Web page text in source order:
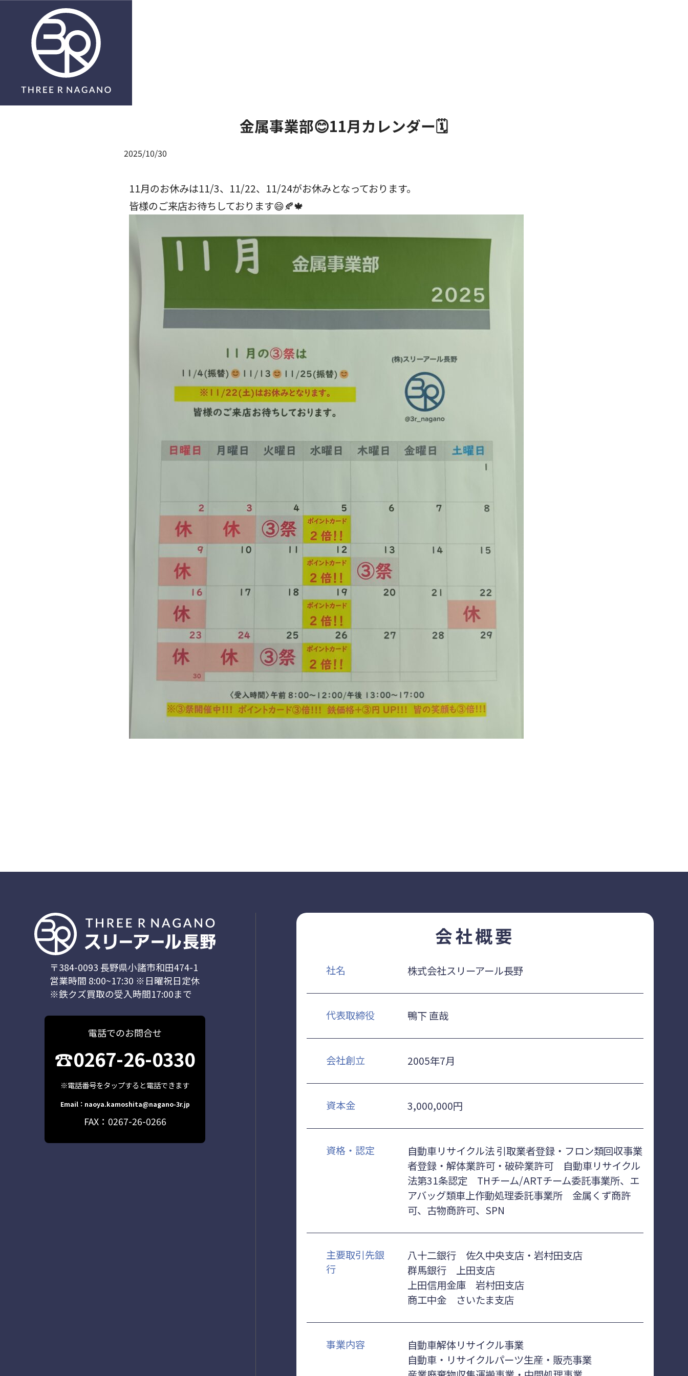
金属事業部😊11月カレンダー🗓️
2025/10/30
11月のお休みは11/3、11/22、11/24がお休みとなっております。
皆様のご来店お待ちしております😄🍂🍁
〒384-0093 長野県小諸市和田474-1
営業時間 8:00~17:30 ※日曜祝日定休
※鉄クズ買取の受入時間17:00まで
電話でのお問合せ
☎0267-26-0330
※電話番号をタップすると電話できます
Email：naoya.kamoshita@nagano-3r.jp
FAX：0267-26-0266
会社概要
社名 株式会社スリーアール長野
代表取締役 鴨下 直哉
会社創立 2005年7月
資本金 3,000,000円
資格・認定
自動車リサイクル法 引取業者登録・フロン類回収事業
者登録・解体業許可・破砕業許可 自動車リサイクル
法第31条認定 THチーム/ARTチーム委託事業所、エ
アバッグ類車上作動処理委託事業所 金属くず商許
可、古物商許可、SPN
主要取引先銀
行
八十二銀行 佐久中央支店・岩村田支店
群馬銀行 上田支店
上田信用金庫 岩村田支店
商工中金 さいたま支店
事業内容
自動車解体リサイクル事業
自動車・リサイクルパーツ生産・販売事業